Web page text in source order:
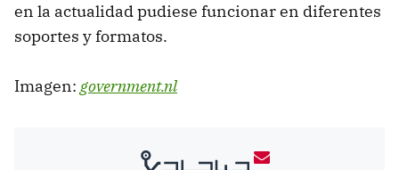
en la actualidad pudiese funcionar en diferentes
soportes y formatos.
Imagen: government.nl